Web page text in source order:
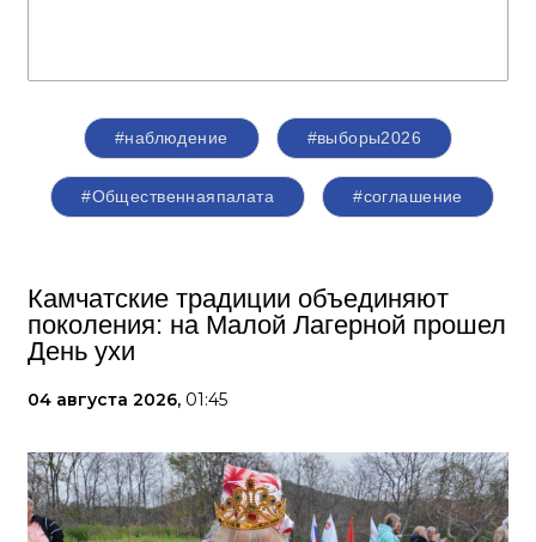
#наблюдение #выборы2026
#Общественнаяпалата #соглашение
Камчатские традиции объединяют
поколения: на Малой Лагерной прошел
День ухи
04 августа 2026, 01:45